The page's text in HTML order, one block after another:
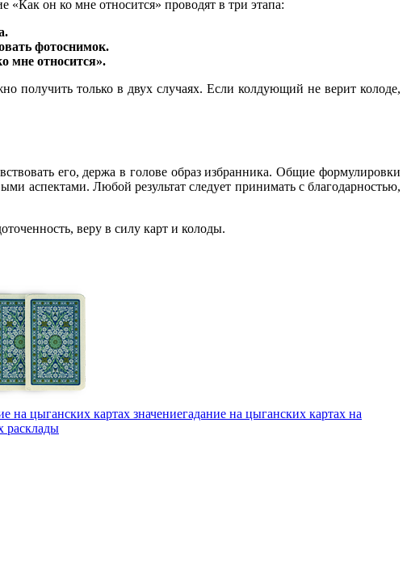
он ко мне относится» проводят в три этапа:
фотоснимок.
мне относится».
получить только в двух случаях. Если колдующий не верит колоде,
его, держа в голове образ избранника. Общие формулировки
аспектами. Любой результат следует принимать с благодарностью,
веру в силу карт и колоды.
на цыганских картах значениегадание на цыганских картах на
расклады